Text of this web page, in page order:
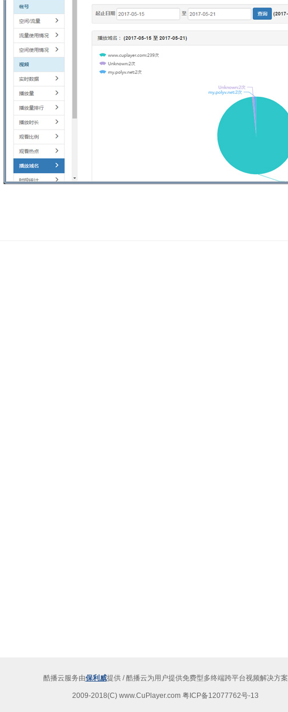
酷播云服务由保利威提供 / 酷播云为用户提供免费型多终端跨平台视频解决方案
2009-2018(C) www.CuPlayer.com 粤ICP备12077762号-13